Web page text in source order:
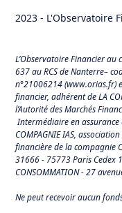
2023 - L'Observatoire
L’Observatoire Financier au
637 au RCS de Nanterre–
n°21006214 (www.orias.fr)
financier, adhérent de LA
l’Autorité des Marchés
Intermédiaire en assurance
COMPAGNIE IAS,
financière de la compagnie
31666 - 75773 Paris Cedex
CONSOMMATION - 27
Ne peut recevoir aucun